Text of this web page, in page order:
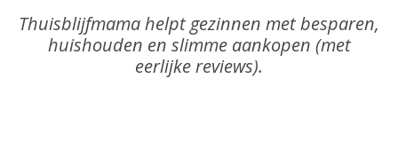
Thuisblijfmama helpt gezinnen met besparen,
huishouden en slimme aankopen (met
eerlijke reviews).